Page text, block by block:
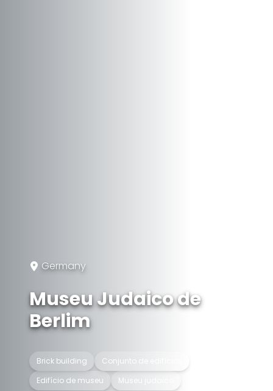
Germany
Museu Judaico de
Berlim
Brick building
Conjunto de edifícios
Edifício de museu
Museu judaico